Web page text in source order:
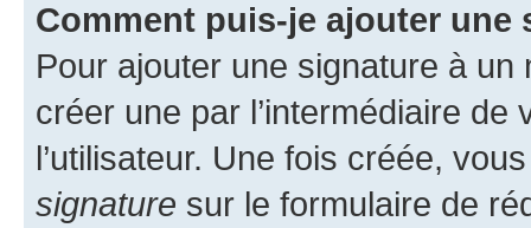
Comment puis-je ajouter une
Pour ajouter une signature à un
créer une par l’intermédiaire
l’utilisateur. Une fois créée,
signature sur le formulaire de